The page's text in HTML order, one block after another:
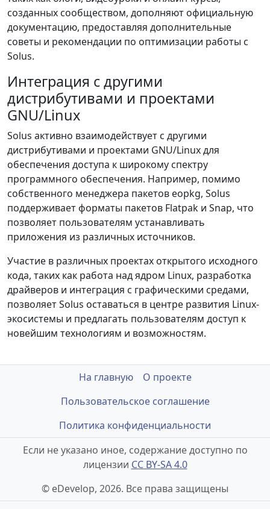
созданных сообществом, дополняют официальную
документацию, предоставляя дополнительные
советы и рекомендации по оптимизации работы с
Solus.
Интеграция с другими
дистрибутивами и проектами
GNU/Linux
Solus активно взаимодействует с другими
дистрибутивами и проектами GNU/Linux для
обеспечения доступа к широкому спектру
программного обеспечения. Например, помимо
собственного менеджера пакетов eopkg, Solus
поддерживает форматы пакетов Flatpak и Snap, что
позволяет пользователям устанавливать
приложения из различных источников.
Участие в различных проектах открытого исходного
кода, таких как работа над ядром Linux, разработка
драйверов и интеграция с графическими средами,
позволяет Solus оставаться в центре развития Linux-
экосистемы и предлагать пользователям доступ к
новейшим технологиям и возможностям.
На главную
О проекте
Пользовательское соглашение
Политика конфиденциальности
Если не указано иное, содержание доступно по
лицензии CC BY-SA 4.0
© eDevelop, 2026. Все права защищены